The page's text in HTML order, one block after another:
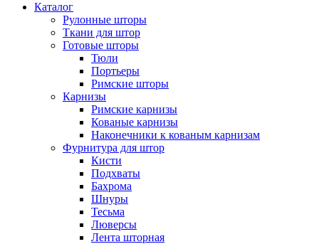
Каталог
Рулонные шторы
Ткани для штор
Готовые шторы
Тюли
Портьеры
Римские шторы
Карнизы
Римские карнизы
Кованые карнизы
Наконечники к кованым карнизам
Фурнитура для штор
Кисти
Подхваты
Бахрома
Шнуры
Тесьма
Люверсы
Лента шторная